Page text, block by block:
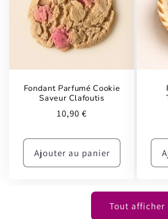
Fondant Parfumé Cookie
Saveur Clafoutis
Prix
10,90 €
Ajouter au panier
Tout afficher